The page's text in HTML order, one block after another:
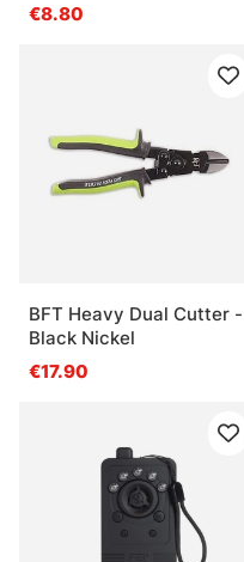
€8.80
BFT Heavy Dual Cutter -
Black Nickel
€17.90